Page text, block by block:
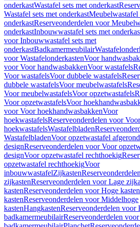
onderkastWastafel sets met onderkast
Wastafel sets met onderkastMeubelwastafel
onderkastReserveonderdelen voor
onderkastInbouwwastafel sets met
voor Inbouwwastafel sets met
onderkastBadkamermeubilair
voor WastafelonderkastenVoor
voor Voor handwasbakkenVoor wastafels
Voor wastafelsVoor dubbele wastafels
dubbele wastafelsVoor meubelwastafels
Voor meubelwastafelsVoor opzetwastafels
Voor opzetwastafelsVoor
voor Voor hoekhandwasbakkenVoor
hoekwastafelsReserveonderdelen voor Voor
hoekwastafelsWastafelbladen
WastafelbladenVoor opzetwastafel afgerond
designReserveonderdelen voor Voor
designVoor opzetwastafel rechthoekig
opzetwastafel rechthoekigVoor
inbouwwastafelZijkasten
zijkastenReserveonderdelen voor Lage
kastenReserveonderdelen voor Hoge kasten
kastenReserveonderdelen voor Middelhoge
kastenHangkastenReserveonderdelen voor
badkamermeubilairReserveonderdelen